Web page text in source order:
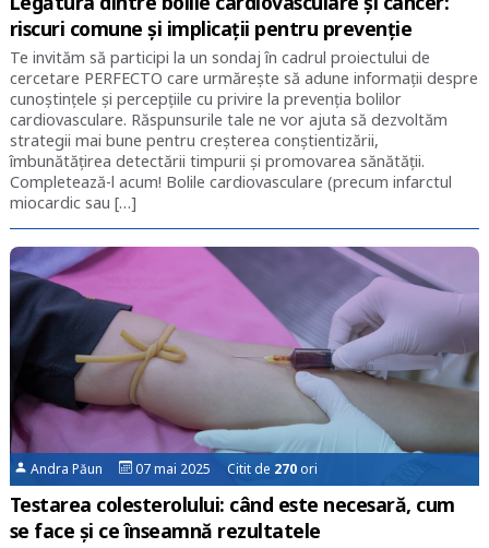
riscuri comune și implicații pentru prevenție
Te invităm să participi la un sondaj în cadrul proiectului de
cercetare PERFECTO care urmărește să adune informații despre
cunoștințele și percepțiile cu privire la prevenția bolilor
cardiovasculare. Răspunsurile tale ne vor ajuta să dezvoltăm
strategii mai bune pentru creșterea conștientizării,
îmbunătățirea detectării timpurii și promovarea sănătății.
Completează-l acum! Bolile cardiovasculare (precum infarctul
miocardic sau […]
Andra Păun 07 mai 2025 Citit de 270ori
Testarea colesterolului: când este necesară, cum
se face și ce înseamnă rezultatele